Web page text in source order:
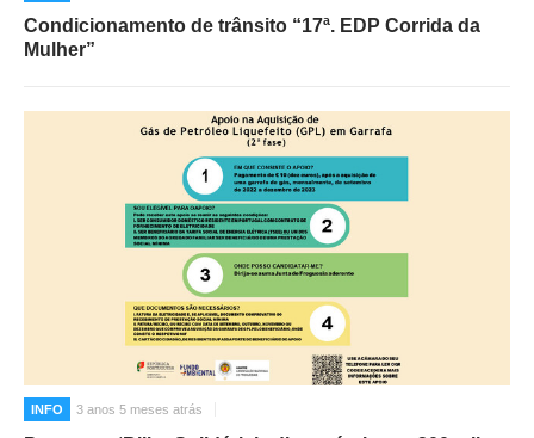
Condicionamento de trânsito “17ª. EDP Corrida da
Mulher”
INFO 3 anos 5 meses atrás